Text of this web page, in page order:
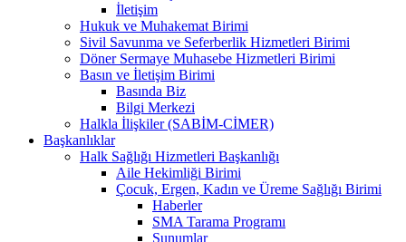
İletişim
Hukuk ve Muhakemat Birimi
Sivil Savunma ve Seferberlik Hizmetleri Birimi
Döner Sermaye Muhasebe Hizmetleri Birimi
Basın ve İletişim Birimi
Basında Biz
Bilgi Merkezi
Halkla İlişkiler (SABİM-CİMER)
Başkanlıklar
Halk Sağlığı Hizmetleri Başkanlığı
Aile Hekimliği Birimi
Çocuk, Ergen, Kadın ve Üreme Sağlığı Birimi
Haberler
SMA Tarama Programı
Sunumlar